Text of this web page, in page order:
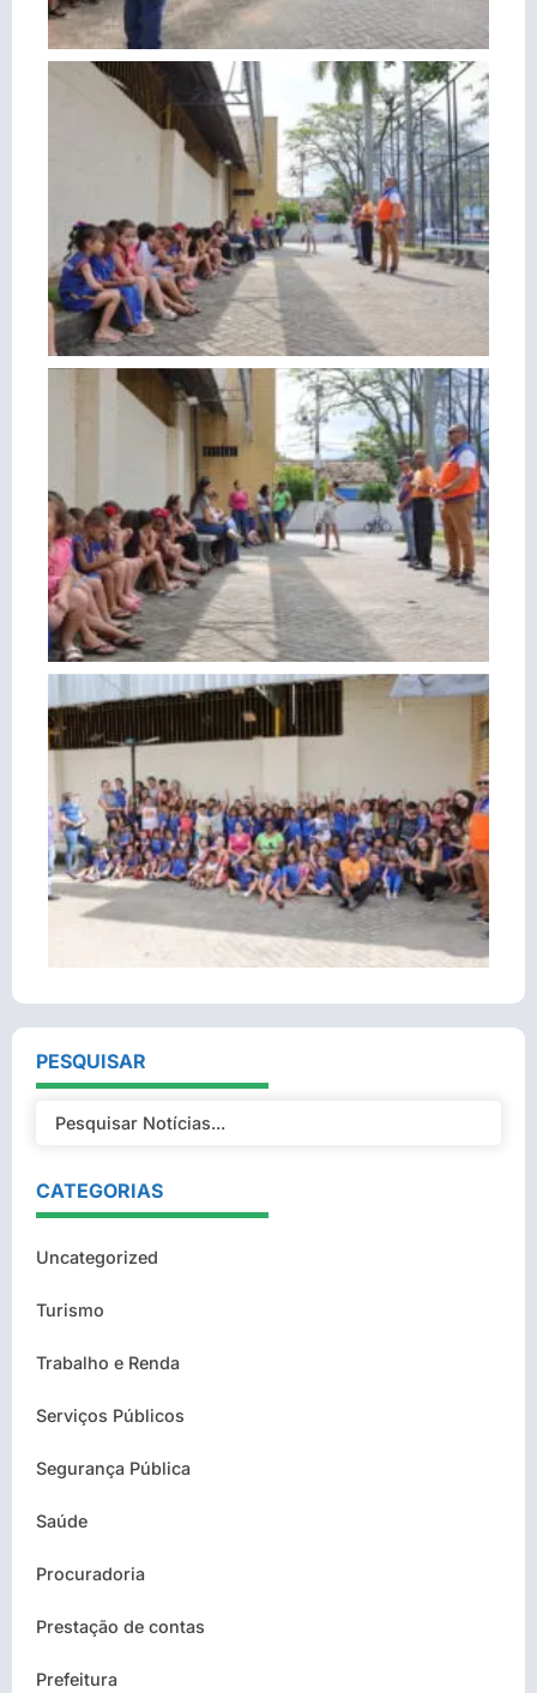
PESQUISAR
CATEGORIAS
Uncategorized
Turismo
Trabalho e Renda
Serviços Públicos
Segurança Pública
Saúde
Procuradoria
Prestação de contas
Prefeitura